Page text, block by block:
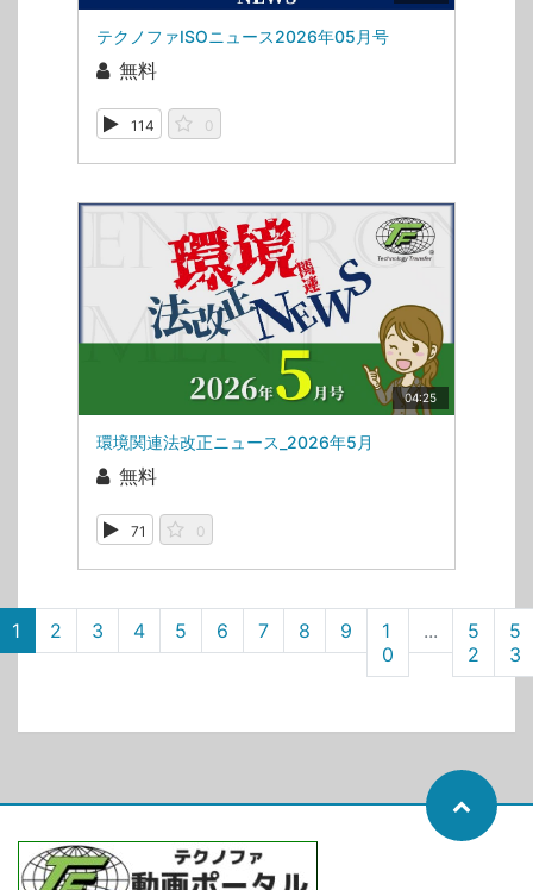
テクノファISOニュース2026年05月号
無料
114 0
04:25
環境関連法改正ニュース_2026年5月
無料
71 0
1 2 3 4 5 6 7 8 9
1
0
...
5
2
5
3